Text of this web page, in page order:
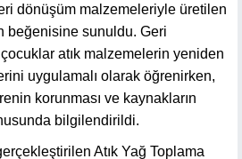
dönüşüm malzemeleriyle üretilen
beğenisine sunuldu. Geri
atık malzemelerin yeniden
uygulamalı olarak öğrenirken,
korunması ve kaynakların
bilgilendirildi.
Atık Yağ Toplama